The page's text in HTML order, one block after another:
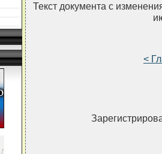
Текст документа с
<